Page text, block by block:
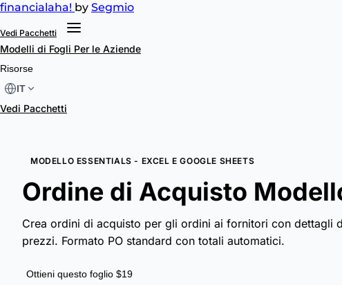
financialaha! by Segmio
Vedi Pacchetti
Modelli di Fogli Per le Aziende
Risorse
IT
Vedi Pacchetti
MODELLO ESSENTIALS - EXCEL E GOOGLE SHEETS
Ordine di Acquisto
Crea ordini di acquisto per gli ordini ai fornitori con dettagli
prezzi. Formato PO standard con totali automatici.
Ottieni questo foglio $19